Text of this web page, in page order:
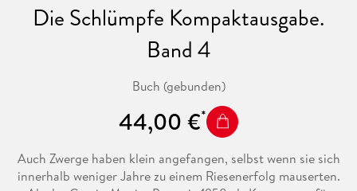
Die Schlümpfe Kompaktausgabe.
Band 4
Buch (gebunden)
44,00 €
Auch Zwerge haben klein angefangen, selbst wenn sie sich
innerhalb weniger Jahre zu einem Riesenerfolg mauserten.